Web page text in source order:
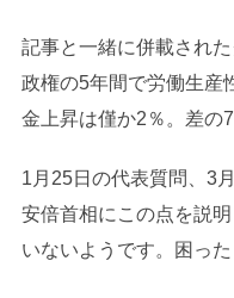
記事と一緒に併載され
政権の5年間で労働生産
金上昇は僅か2％。差の
1月25日の代表質問、3
安倍首相にこの点を説
いないようです。困った